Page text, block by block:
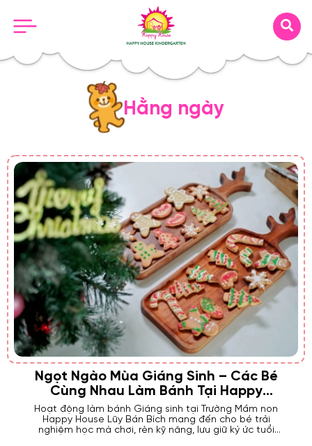
Hằng ngày
Ngọt Ngào Mùa Giáng Sinh – Các Bé
Cùng Nhau Làm Bánh Tại Happy
House Lũy Bán Bích
Hoạt động làm bánh Giáng sinh tại Trường Mầm non
Happy House Lũy Bán Bích mang đến cho bé trải
nghiệm học mà chơi, rèn kỹ năng, lưu giữ ký ức tuổi